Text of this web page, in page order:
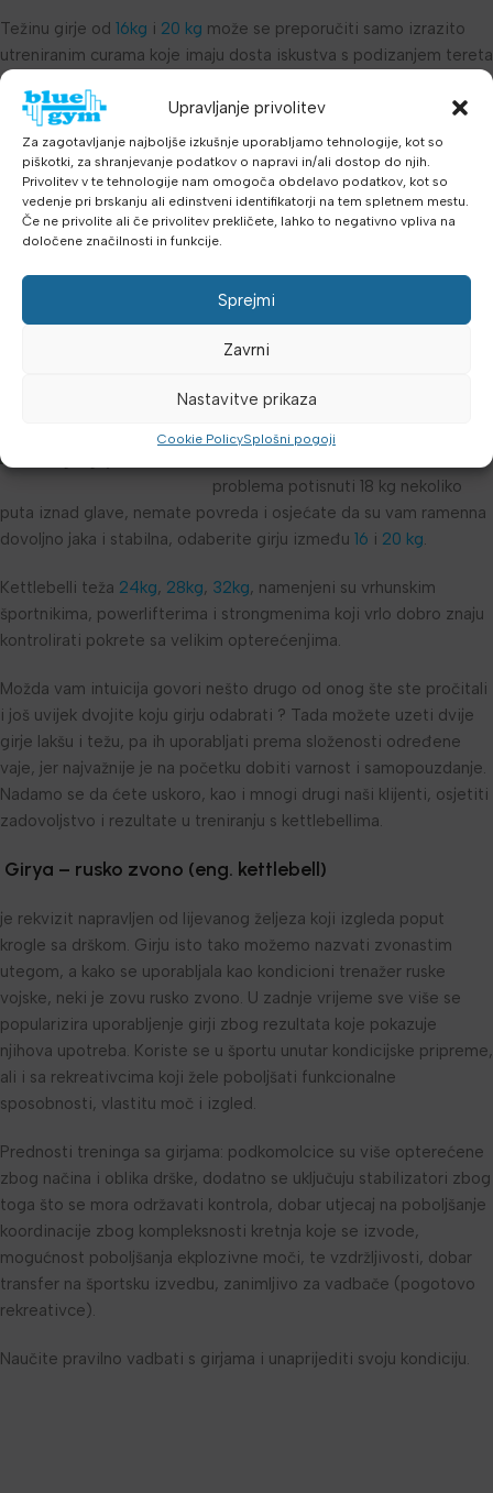
Upravljanje privolitev
Za zagotavljanje najboljše izkušnje uporabljamo tehnologije, kot so
piškotki, za shranjevanje podatkov o napravi in/ali dostop do njih.
Privolitev v te tehnologije nam omogoča obdelavo podatkov, kot so
vedenje pri brskanju ali edinstveni identifikatorji na tem spletnem mestu.
Če ne privolite ali če privolitev prekličete, lahko to negativno vpliva na
določene značilnosti in funkcije.
Sprejmi
Zavrni
Nastavitve prikaza
Cookie PolicySplošni pogoji
Težinu girje od 16kg i 20 kg može se preporučiti samo izrazito
utreniranim curama koje imaju dosta iskustva s podizanjem tereta
i odličnu funkcionalnu pripremljenost.
Za muškarce:
Ako nikad prije niste trenirali niti radili teže fizičke poslove svom
životu, a još ste i izrazito mršavi, vjerojatno biste trebali početi
8 kg.
jači nego što mislite i
nekoliko puta, predlažemo vam za početnu težinu girju od
teža u odnosu na enoročne uteži.
problema potisnuti 18 kg nekoliko
puta iznad glave, nemate povreda i osjećate da su vam ramenna
dovoljno jaka i stabilna, odaberite girju između 16 i 20 kg.
Kettlebelli teža 24kg, 28kg, 32kg, namenjeni su vrhunskim
športnikima, powerlifterima i strongmenima koji vrlo dobro znaju
kontrolirati pokrete sa velikim opterećenjima.
Možda vam intuicija govori nešto drugo od onog šte ste pročitali
i još uvijek dvojite koju girju odabrati ? Tada možete uzeti dvije
girje lakšu i težu, pa ih uporabljati prema složenosti određene
vaje, jer najvažnije je na početku dobiti varnost i samopouzdanje.
Nadamo se da ćete uskoro, kao i mnogi drugi naši klijenti, osjetiti
zadovoljstvo i rezultate u treniranju s kettlebellima.
Girya – rusko zvono (eng. kettlebell)
je rekvizit napravljen od lijevanog željeza koji izgleda poput
krogle sa drškom. Girju isto tako možemo nazvati zvonastim
utegom, a kako se uporabljala kao kondicioni trenažer ruske
vojske, neki je zovu rusko zvono. U zadnje vrijeme sve više se
popularizira uporabljenje girji zbog rezultata koje pokazuje
njihova upotreba. Koriste se u športu unutar kondicijske pripreme,
ali i sa rekreativcima koji žele poboljšati funkcionalne
sposobnosti, vlastitu moč i izgled.
Prednosti treninga sa girjama: podkomolcice su više opterećene
zbog načina i oblika drške, dodatno se uključuju stabilizatori zbog
toga što se mora održavati kontrola, dobar utjecaj na poboljšanje
koordinacije zbog kompleksnosti kretnja koje se izvode,
mogućnost poboljšanja ekplozivne moči, te vzdržljivosti, dobar
transfer na športsku izvedbu, zanimljivo za vadbače (pogotovo
rekreativce).
Naučite pravilno vadbati s girjama i unaprijediti svoju kondiciju.